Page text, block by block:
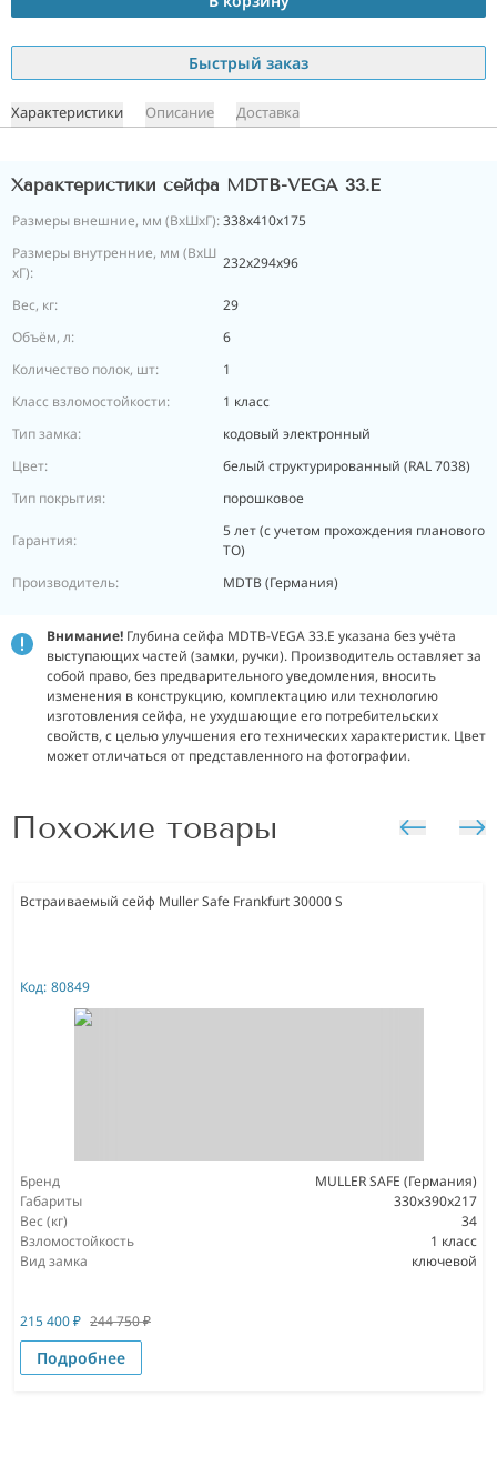
Быстрый заказ
Характеристики Описание Доставка
Характеристики сейфа MDTB-VEGA 33.E
Размеры внешние, мм (ВхШхГ):338x410x175
Размеры внутренние, мм (ВхШ
хГ):
232x294x96
Вес, кг:
29
Объём, л:
6
Количество полок, шт:
1
Класс взломостойкости:
1 класс
Тип замка:
кодовый электронный
Цвет:
белый структурированный (RAL 7038)
Тип покрытия:
порошковое
Гарантия:
5 лет (с учетом прохождения планового
ТО)
Производитель:
MDTB (Германия)
Внимание! Глубина сейфа MDTB-VEGA 33.E указана без учёта
выступающих частей (замки, ручки). Производитель оставляет за
собой право, без предварительного уведомления, вносить
изменения в конструкцию, комплектацию или технологию
изготовления сейфа, не ухудшающие его потребительских
свойств, с целью улучшения его технических характеристик. Цвет
может отличаться от представленного на фотографии.
Похожие товары
Встраиваемый сейф Muller Safe Frankfurt 30000 S
Код: 80849
Бренд
MULLER SAFE (Германия)
Габариты
330x390x217
Вес (кг)
34
Взломостойкость
1 класс
Вид замка
ключевой
215 400₽ 244 750₽
Подробнее